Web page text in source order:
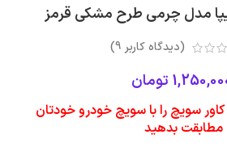
مدل چرمی طرح مشکی قرمز
(دیدگاه کاربر 9
)
تومان
سویچ را با سویچ خودرو خودتان
مطابقت بدهید